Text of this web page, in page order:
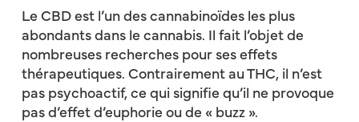
Le CBD est l’un des cannabinoïdes les plus
abondants dans le cannabis. Il fait l’objet de
nombreuses recherches pour ses effets
thérapeutiques. Contrairement au THC, il n’est
pas psychoactif, ce qui signifie qu’il ne provoque
pas d’effet d’euphorie ou de « buzz ».